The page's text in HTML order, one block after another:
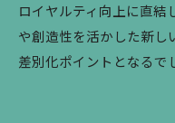
ロイヤルティ向上に直結
や創造性を活かした新し
差別化ポイントとなるで